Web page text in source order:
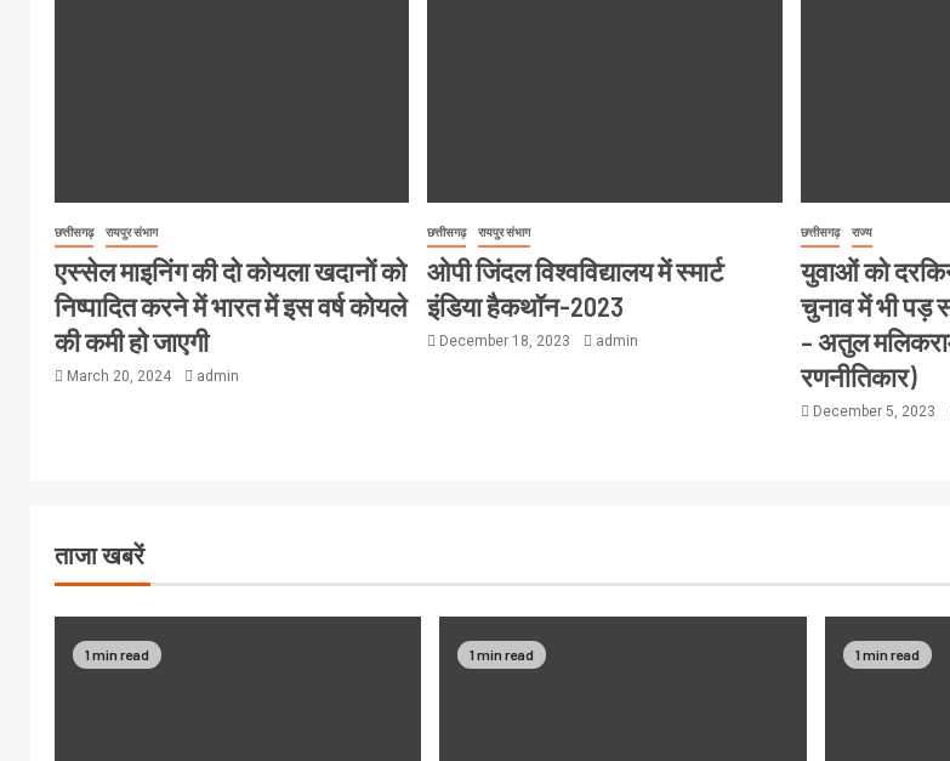
छत्तीसगढ़ रायपुर संभाग
एस्सेल माइनिंग की दो कोयला खदानों को
निष्पादित करने में भारत में इस वर्ष कोयले
की कमी हो जाएगी
March 20, 2024 admin
छत्तीसगढ़ रायपुर संभाग
ओपी जिंदल विश्वविद्यालय में स्मार्ट
इंडिया हैकथॉन-2023
December 18, 2023 admin
छत्तीसगढ़ राज्य
युवाओं को
चुनाव में भी पड़
– अतुल
रणनीतिकार)
December 5, 2023
ताजा खबरें
1 min read 1 min read 1 min read